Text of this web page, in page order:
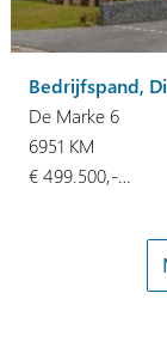
Bedrijfspand,
De Marke 6
6951 KM
€ 499.500,-…